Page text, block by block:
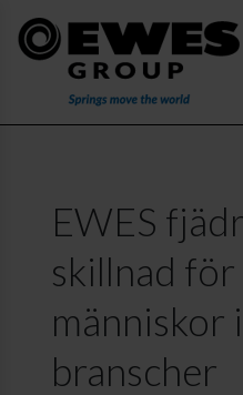
EWES
skillnad för
människor
branscher